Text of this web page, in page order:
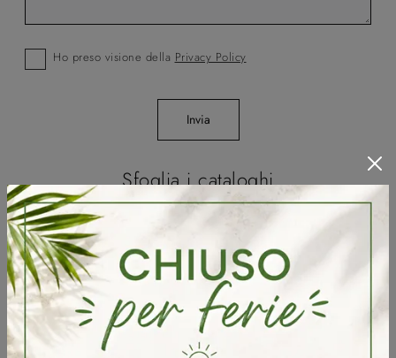
Sfoglia i cataloghi
Ho preso visione della Privacy Policy
Invia